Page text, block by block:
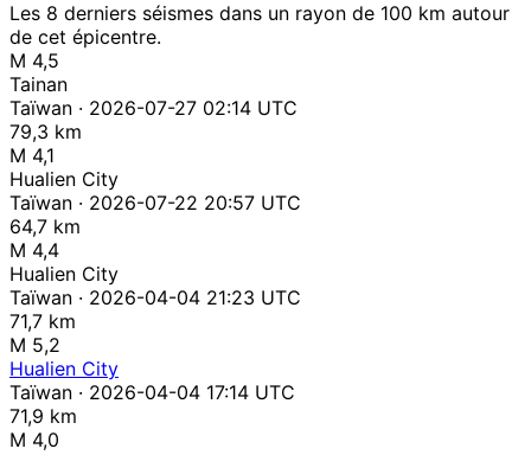
Les 8 derniers séismes dans un rayon de 100 km autour
de cet épicentre.
M 4,5
Tainan
Taïwan · 2026-07-27 02:14 UTC
79,3 km
M 4,1
Hualien City
Taïwan · 2026-07-22 20:57 UTC
64,7 km
M 4,4
Hualien City
Taïwan · 2026-04-04 21:23 UTC
71,7 km
M 5,2
Hualien City
Taïwan · 2026-04-04 17:14 UTC
71,9 km
M 4,0